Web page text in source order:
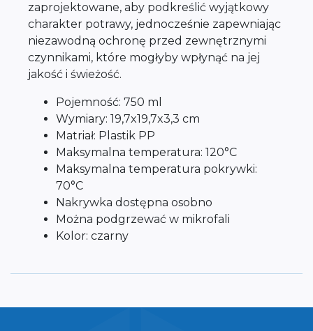
zaprojektowane, aby podkreślić wyjątkowy
charakter potrawy, jednocześnie zapewniając
niezawodną ochronę przed zewnętrznymi
czynnikami, które mogłyby wpłynąć na jej
jakość i świeżość.
Pojemność: 750 ml
Wymiary: 19,7x19,7x3,3 cm
Matriał: Plastik PP
Maksymalna temperatura: 120°C
Maksymalna temperatura pokrywki:
70°C
Nakrywka dostępna osobno
Można podgrzewać w mikrofali
Kolor: czarny